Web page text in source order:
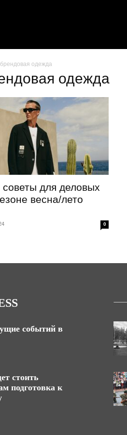
брендовая одежда
одежда
для деловых
весна/лето
0
событий в
стоить
подготовка к